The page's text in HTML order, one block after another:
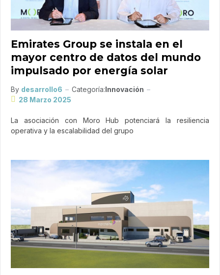
Emirates Group se instala en el
mayor centro de datos del mundo
impulsado por energía solar
By desarrollo6 Categoría:Innovación
28 Marzo 2025
La asociación con Moro Hub potenciará la resiliencia
operativa y la escalabilidad del grupo